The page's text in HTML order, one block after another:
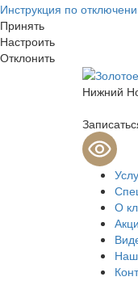
Инструкция по
Принять
Настроить
Отклонить
Нижний
О